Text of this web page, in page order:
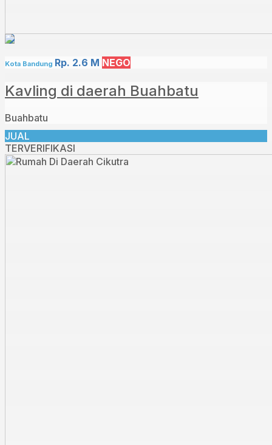
Kota Bandung Rp. 2.6 M NEGO
Kavling di daerah Buahbatu
Buahbatu
JUAL
TERVERIFIKASI